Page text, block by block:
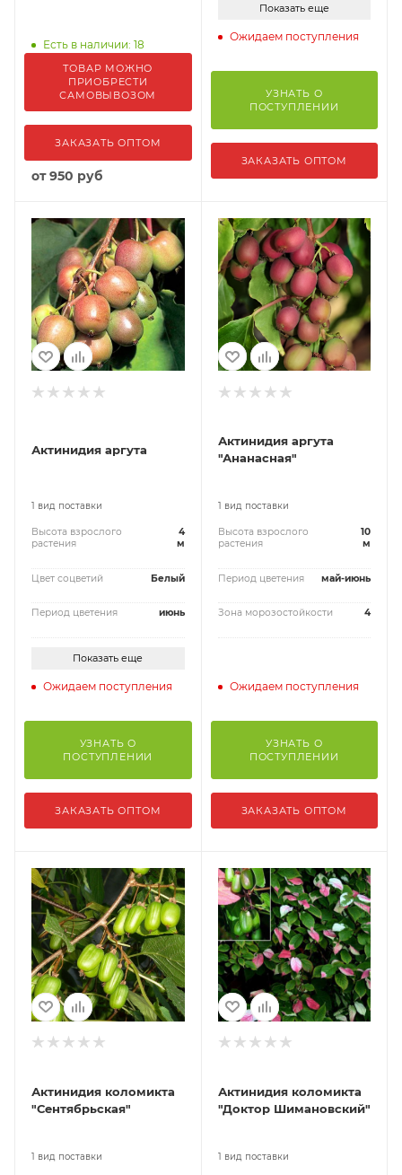
Есть в наличии: 18
ТОВАР МОЖНО
ПРИОБРЕСТИ
САМОВЫВОЗОМ
ЗАКАЗАТЬ ОПТОМ
от950 руб
Показать еще
Ожидаем поступления
УЗНАТЬ О
ПОСТУПЛЕНИИ
ЗАКАЗАТЬ ОПТОМ
Актинидия аргута
1 вид поставки
Высота взрослого
растения
4
м
Цвет соцветий Белый
Период цветения июнь
Показать еще
Ожидаем поступления
УЗНАТЬ О
ПОСТУПЛЕНИИ
ЗАКАЗАТЬ ОПТОМ
Актинидия аргута
"Ананасная"
1 вид поставки
Высота взрослого
растения
10
м
Период цветения май-июнь
Зона морозостойкости 4
Ожидаем поступления
УЗНАТЬ О
ПОСТУПЛЕНИИ
ЗАКАЗАТЬ ОПТОМ
Актинидия коломикта
"Сентябрьская"
1 вид поставки
Актинидия коломикта
"Доктор Шимановский"
1 вид поставки